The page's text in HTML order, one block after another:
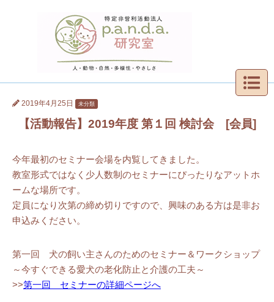
2019年4月25日 未分類
【活動報告】2019年度 第１回 検討会 [会員]
今年最初のセミナー会場を内覧してきました。
教室形式ではなく少人数制のセミナーにぴったりなアットホ
ームな場所です。
定員になり次第の締め切りですので、興味のある方は是非お
申込みください。
第一回 犬の飼い主さんのためのセミナー＆ワークショップ
～今すぐできる愛犬の老化防止と介護の工夫～
>>第一回 セミナーの詳細ページへ